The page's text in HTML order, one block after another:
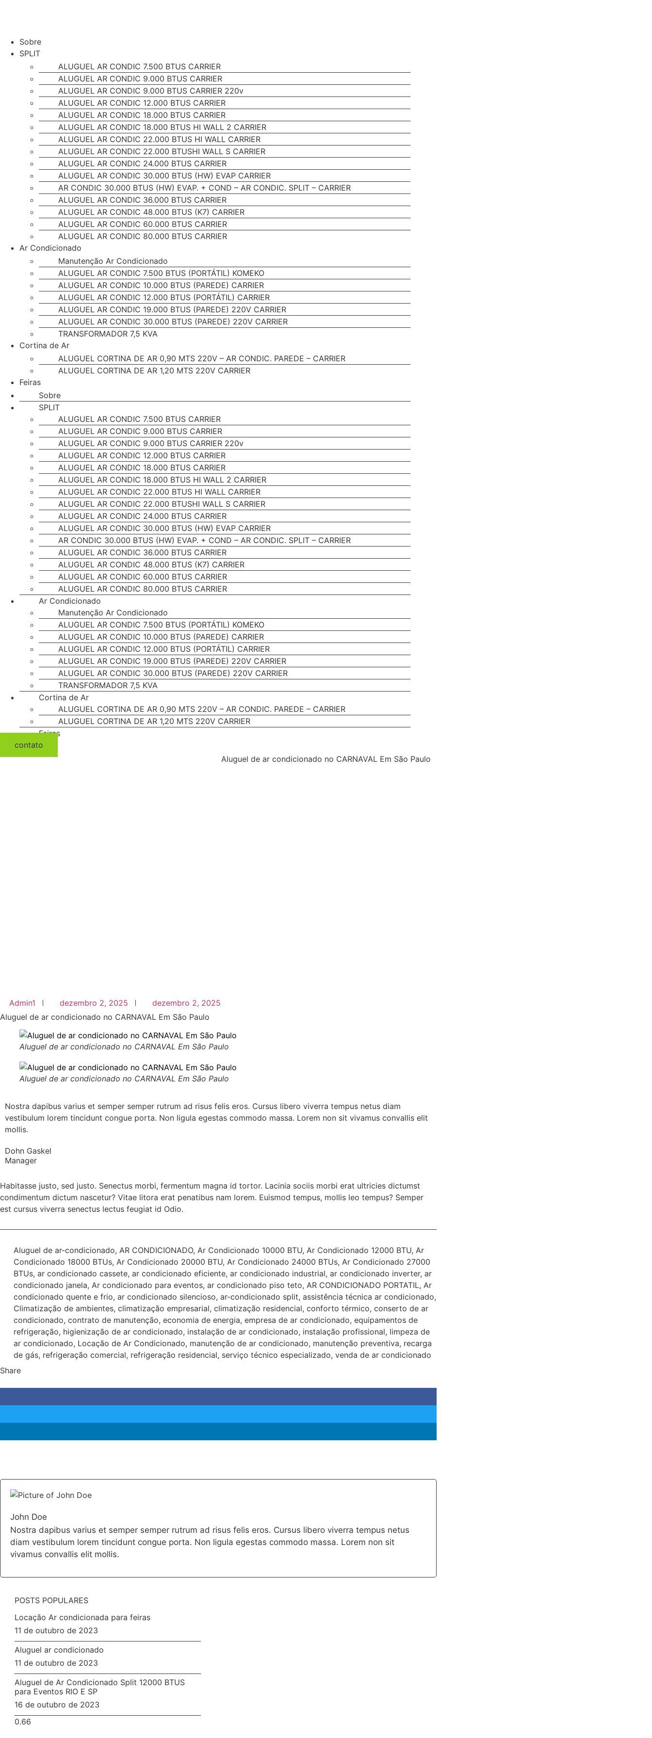
Sobre
SPLIT
ALUGUEL AR CONDIC 7.500 BTUS CARRIER
ALUGUEL AR CONDIC 9.000 BTUS CARRIER
ALUGUEL AR CONDIC 9.000 BTUS CARRIER 220v
ALUGUEL AR CONDIC 12.000 BTUS CARRIER
ALUGUEL AR CONDIC 18.000 BTUS CARRIER
ALUGUEL AR CONDIC 18.000 BTUS HI WALL 2 CARRIER
ALUGUEL AR CONDIC 22.000 BTUS HI WALL CARRIER
ALUGUEL AR CONDIC 22.000 BTUSHI WALL S CARRIER
ALUGUEL AR CONDIC 24.000 BTUS CARRIER
ALUGUEL AR CONDIC 30.000 BTUS (HW) EVAP CARRIER
AR CONDIC 30.000 BTUS (HW) EVAP. + COND – AR CONDIC. SPLIT – CARRIER
ALUGUEL AR CONDIC 36.000 BTUS CARRIER
ALUGUEL AR CONDIC 48.000 BTUS (K7) CARRIER
ALUGUEL AR CONDIC 60.000 BTUS CARRIER
ALUGUEL AR CONDIC 80.000 BTUS CARRIER
Ar Condicionado
Manutenção Ar Condicionado
ALUGUEL AR CONDIC 7.500 BTUS (PORTÁTIL) KOMEKO
ALUGUEL AR CONDIC 10.000 BTUS (PAREDE) CARRIER
ALUGUEL AR CONDIC 12.000 BTUS (PORTÁTIL) CARRIER
ALUGUEL AR CONDIC 19.000 BTUS (PAREDE) 220V CARRIER
ALUGUEL AR CONDIC 30.000 BTUS (PAREDE) 220V CARRIER
TRANSFORMADOR 7,5 KVA
Cortina de Ar
ALUGUEL CORTINA DE AR 0,90 MTS 220V – AR CONDIC. PAREDE – CARRIER
ALUGUEL CORTINA DE AR 1,20 MTS 220V CARRIER
Feiras
Sobre
SPLIT
ALUGUEL AR CONDIC 7.500 BTUS CARRIER
ALUGUEL AR CONDIC 9.000 BTUS CARRIER
ALUGUEL AR CONDIC 9.000 BTUS CARRIER 220v
ALUGUEL AR CONDIC 12.000 BTUS CARRIER
ALUGUEL AR CONDIC 18.000 BTUS CARRIER
ALUGUEL AR CONDIC 18.000 BTUS HI WALL 2 CARRIER
ALUGUEL AR CONDIC 22.000 BTUS HI WALL CARRIER
ALUGUEL AR CONDIC 22.000 BTUSHI WALL S CARRIER
ALUGUEL AR CONDIC 24.000 BTUS CARRIER
ALUGUEL AR CONDIC 30.000 BTUS (HW) EVAP CARRIER
AR CONDIC 30.000 BTUS (HW) EVAP. + COND – AR CONDIC. SPLIT – CARRIER
ALUGUEL AR CONDIC 36.000 BTUS CARRIER
ALUGUEL AR CONDIC 48.000 BTUS (K7) CARRIER
ALUGUEL AR CONDIC 60.000 BTUS CARRIER
ALUGUEL AR CONDIC 80.000 BTUS CARRIER
Ar Condicionado
Manutenção Ar Condicionado
ALUGUEL AR CONDIC 7.500 BTUS (PORTÁTIL) KOMEKO
ALUGUEL AR CONDIC 10.000 BTUS (PAREDE) CARRIER
ALUGUEL AR CONDIC 12.000 BTUS (PORTÁTIL) CARRIER
ALUGUEL AR CONDIC 19.000 BTUS (PAREDE) 220V CARRIER
ALUGUEL AR CONDIC 30.000 BTUS (PAREDE) 220V CARRIER
TRANSFORMADOR 7,5 KVA
Cortina de Ar
ALUGUEL CORTINA DE AR 0,90 MTS 220V – AR CONDIC. PAREDE – CARRIER
ALUGUEL CORTINA DE AR 1,20 MTS 220V CARRIER
Feiras
contato
Aluguel de ar condicionado no CARNAVAL Em São Paulo
Admin1 dezembro 2, 2025
dezembro 2, 2025
Aluguel de ar condicionado no CARNAVAL Em São Paulo
Aluguel de ar condicionado no CARNAVAL Em São Paulo
Aluguel de ar condicionado no CARNAVAL Em São Paulo
Nostra dapibus varius et semper semper rutrum ad risus felis eros. Cursus libero viverra tempus netus diam
vestibulum lorem tincidunt congue porta. Non ligula egestas commodo massa. Lorem non sit vivamus convallis elit
mollis.
Dohn Gaskel
Manager
Habitasse justo, sed justo. Senectus morbi, fermentum magna id tortor. Lacinia sociis morbi erat ultricies dictumst
condimentum dictum nascetur? Vitae litora erat penatibus nam lorem. Euismod tempus, mollis leo tempus? Semper
est cursus viverra senectus lectus feugiat id Odio.
Aluguel de ar-condicionado, AR CONDICIONADO, Ar Condicionado 10000 BTU, Ar Condicionado 12000 BTU, Ar
Condicionado 18000 BTUs, Ar Condicionado 20000 BTU, Ar Condicionado 24000 BTUs, Ar Condicionado 27000
BTUs, ar condicionado cassete, ar condicionado eficiente, ar condicionado industrial, ar condicionado inverter, ar
condicionado janela, Ar condicionado para eventos, ar condicionado piso teto, AR CONDICIONADO PORTATIL, Ar
condicionado quente e frio, ar condicionado silencioso, ar-condicionado split, assistência técnica ar condicionado,
Climatização de ambientes, climatização empresarial, climatização residencial, conforto térmico, conserto de ar
condicionado, contrato de manutenção, economia de energia, empresa de ar condicionado, equipamentos de
refrigeração, higienização de ar condicionado, instalação de ar condicionado, instalação profissional, limpeza de
ar condicionado, Locação de Ar Condicionado, manutenção de ar condicionado, manutenção preventiva, recarga
de gás, refrigeração comercial, refrigeração residencial, serviço técnico especializado, venda de ar condicionado
Share
John Doe
Nostra dapibus varius et semper semper rutrum ad risus felis eros. Cursus libero viverra tempus netus
diam vestibulum lorem tincidunt congue porta. Non ligula egestas commodo massa. Lorem non sit
vivamus convallis elit mollis.
POSTS POPULARES
Locação Ar condicionada para feiras
11 de outubro de 2023
Aluguel ar condicionado
11 de outubro de 2023
Aluguel de Ar Condicionado Split 12000 BTUS
para Eventos RIO E SP
16 de outubro de 2023